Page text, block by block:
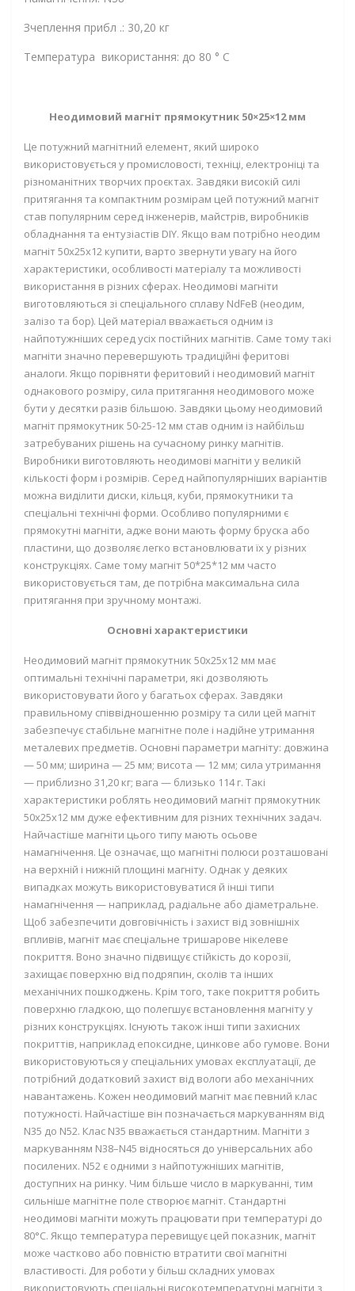
Зчеплення прибл .: 30,20 кг
Температура використання: до 80 ° C
Неодимовий магніт прямокутник 50×25×12 мм
Це потужний магнітний елемент, який широко
використовується у промисловості, техніці, електроніці та
різноманітних творчих проєктах. Завдяки високій силі
притягання та компактним розмірам цей потужний магніт
став популярним серед інженерів, майстрів, виробників
обладнання та ентузіастів DIY. Якщо вам потрібно неодим
магніт 50x25x12 купити, варто звернути увагу на його
характеристики, особливості матеріалу та можливості
використання в різних сферах. Неодимові магніти
виготовляються зі спеціального сплаву NdFeB (неодим,
залізо та бор). Цей матеріал вважається одним із
найпотужніших серед усіх постійних магнітів. Саме тому такі
магніти значно перевершують традиційні феритові
аналоги. Якщо порівняти феритовий і неодимовий магніт
однакового розміру, сила притягання неодимового може
бути у десятки разів більшою. Завдяки цьому неодимовий
магніт прямокутник 50-25-12 мм став одним із найбільш
затребуваних рішень на сучасному ринку магнітів.
Виробники виготовляють неодимові магніти у великій
кількості форм і розмірів. Серед найпопулярніших варіантів
можна виділити диски, кільця, куби, прямокутники та
спеціальні технічні форми. Особливо популярними є
прямокутні магніти, адже вони мають форму бруска або
пластини, що дозволяє легко встановлювати їх у різних
конструкціях. Саме тому магніт 50*25*12 мм часто
використовується там, де потрібна максимальна сила
притягання при зручному монтажі.
Основні характеристики
Неодимовий магніт прямокутник 50х25х12 мм має
оптимальні технічні параметри, які дозволяють
використовувати його у багатьох сферах. Завдяки
правильному співвідношенню розміру та сили цей магніт
забезпечує стабільне магнітне поле і надійне утримання
металевих предметів. Основні параметри магніту: довжина
— 50 мм; ширина — 25 мм; висота — 12 мм; сила утримання
— приблизно 31,20 кг; вага — близько 114 г. Такі
характеристики роблять неодимовий магніт прямокутник
50х25х12 мм дуже ефективним для різних технічних задач.
Найчастіше магніти цього типу мають осьове
намагнічення. Це означає, що магнітні полюси розташовані
на верхній і нижній площині магніту. Однак у деяких
випадках можуть використовуватися й інші типи
намагнічення — наприклад, радіальне або діаметральне.
Щоб забезпечити довговічність і захист від зовнішніх
впливів, магніт має спеціальне тришарове нікелеве
покриття. Воно значно підвищує стійкість до корозії,
захищає поверхню від подряпин, сколів та інших
механічних пошкоджень. Крім того, таке покриття робить
поверхню гладкою, що полегшує встановлення магніту у
різних конструкціях. Існують також інші типи захисних
покриттів, наприклад епоксидне, цинкове або гумове. Вони
використовуються у спеціальних умовах експлуатації, де
потрібний додатковий захист від вологи або механічних
навантажень. Кожен неодимовий магніт має певний клас
потужності. Найчастіше він позначається маркуванням від
N35 до N52. Клас N35 вважається стандартним. Магніти з
маркуванням N38–N45 відносяться до універсальних або
посилених. N52 є одними з найпотужніших магнітів,
доступних на ринку. Чим більше число в маркуванні, тим
сильніше магнітне поле створює магніт. Стандартні
неодимові магніти можуть працювати при температурі до
80°C. Якщо температура перевищує цей показник, магніт
може частково або повністю втратити свої магнітні
властивості. Для роботи у більш складних умовах
використовують спеціальні високотемпературні магніти з